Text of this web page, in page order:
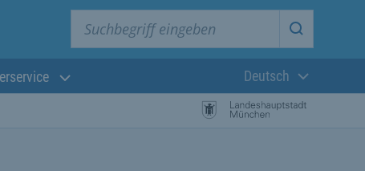
Suche
Aktuelle
Deutsch